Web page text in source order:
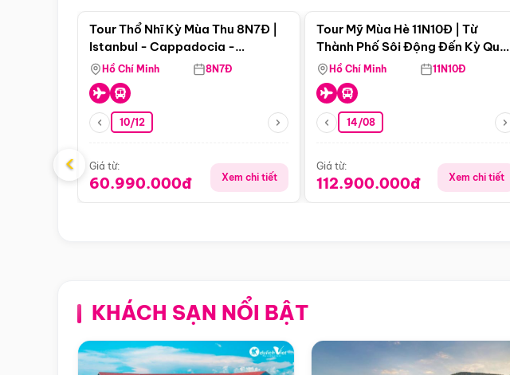
Tour Thổ Nhĩ Kỳ Mùa Thu 8N7Đ |
Istanbul - Cappadocia -
Pamukkale
Hồ Chí Minh 8N7Đ
10/12
Giá từ:
60.990.000đ Xem chi tiết
Tour Mỹ Mùa Hè 11N10Đ | Từ
Thành Phố Sôi Động Đến Kỳ Quan
Thiên Nhiên Mỹ
Hồ Chí Minh 11N10Đ
14/08
Giá từ:
112.900.000đ Xem chi tiết
‹
KHÁCH SẠN NỔI BẬT